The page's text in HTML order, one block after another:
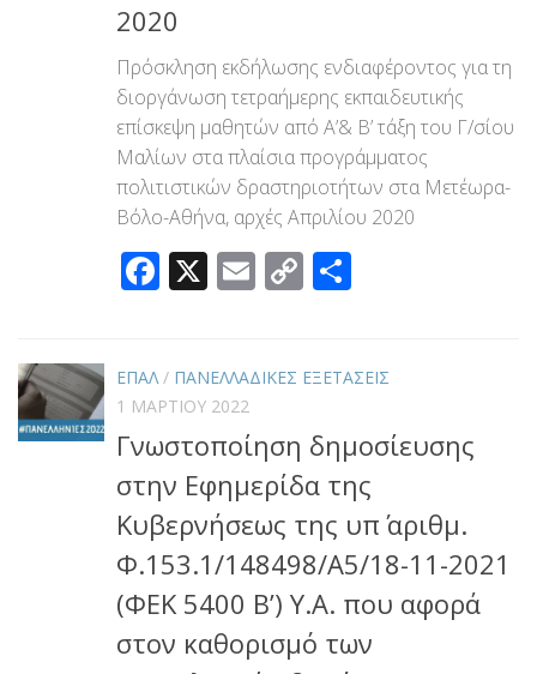
2020
Πρόσκληση εκδήλωσης ενδιαφέροντος για τη
διοργάνωση τετραήμερης εκπαιδευτικής
επίσκεψη μαθητών από Α’& Β’ τάξη του Γ/σίου
Μαλίων στα πλαίσια προγράμματος
πολιτιστικών δραστηριοτήτων στα Μετέωρα-
Βόλο-Αθήνα, αρχές Απριλίου 2020
Facebook
X Email
Copy
ΕΠΑΛ / ΠΑΝΕΛΛΑΔΙΚΕΣ ΕΞΕΤΑΣΕΙΣ
1 ΜΑΡΤΊΟΥ 2022
Γνωστοποίηση δημοσίευσης
στην Εφημερίδα της
Κυβερνήσεως της υπ΄ αριθμ.
Φ.153.1/148498/Α5/18-11-2021
(ΦΕΚ 5400 Β’) Υ.Α. που αφορά
στον καθορισμό των